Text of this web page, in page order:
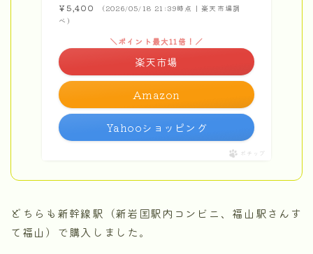
¥5,400
（2026/05/18 21:39時点 | 楽天市場調
べ）
Amazon
＼ポイント最大11倍！／
楽天市場
Yahooショッピング
ポチップ
どちらも新幹線駅（新岩国駅内コンビニ、福山駅さんす
て福山）で購入しました。